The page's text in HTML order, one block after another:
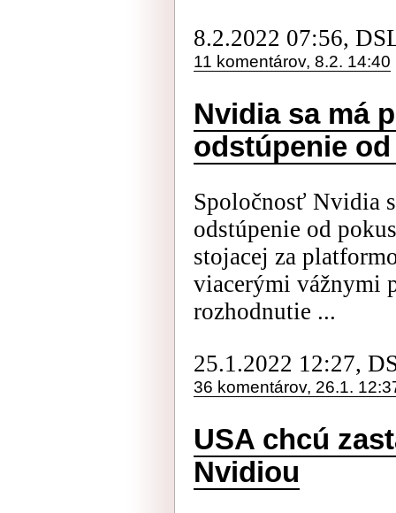
8.2.2022 07:56,
11 komentárov, 8.2. 14:40
Nvidia sa má
odstúpenie
Spoločnosť Nvidia
odstúpenie od
stojacej za
viacerými vážnymi
rozhodnutie ...
25.1.2022 12:27,
36 komentárov, 26.1.
USA chcú
Nvidiou